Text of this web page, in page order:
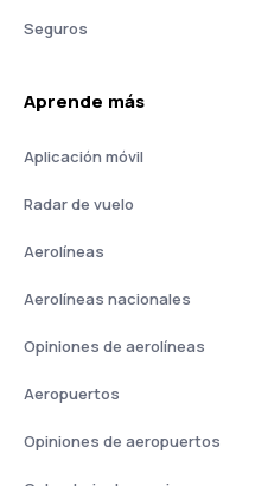
Seguros
Aprende más
Aplicación móvil
Radar de vuelo
Aerolíneas
Aerolíneas nacionales
Opiniones de aerolíneas
Aeropuertos
Opiniones de aeropuertos